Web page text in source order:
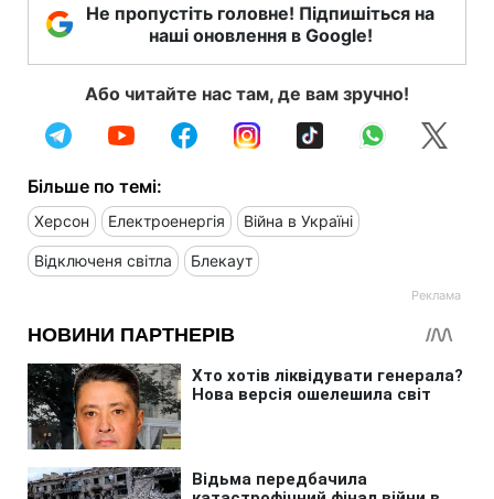
Не пропустіть головне! Підпишіться на
наші оновлення в Google!
Або читайте нас там, де вам зручно!
Більше по темі:
Херсон Електроенергія Війна в Україні
Відключеня світла Блекаут